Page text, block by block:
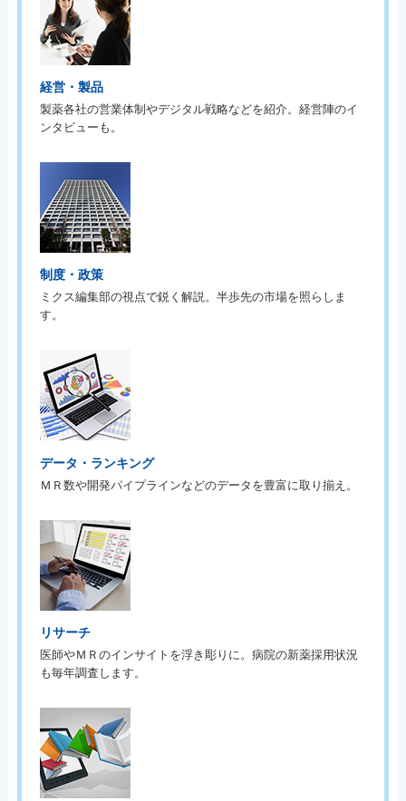
経営・製品
製薬各社の営業体制やデジタル戦略などを紹介。経営陣のイ
ンタビューも。
制度・政策
ミクス編集部の視点で鋭く解説。半歩先の市場を照らしま
す。
データ・ランキング
ＭＲ数や開発パイプラインなどのデータを豊富に取り揃え。
リサーチ
医師やＭＲのインサイトを浮き彫りに。病院の新薬採用状況
も毎年調査します。